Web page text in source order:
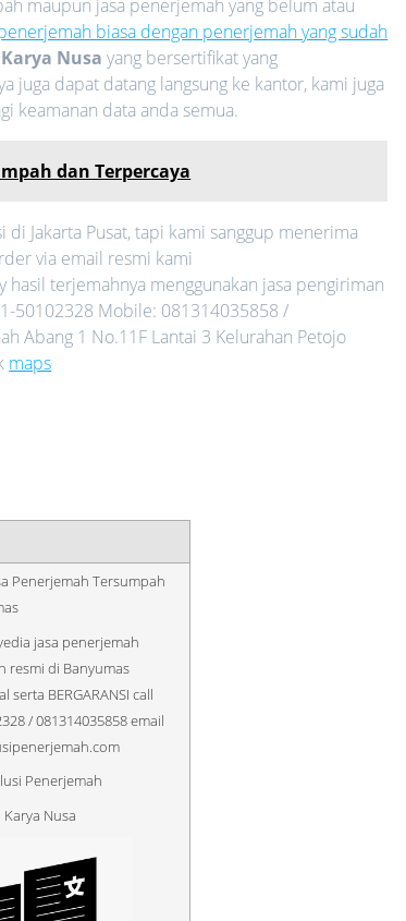
maupun jasa penerjemah yang belum atau
biasa dengan penerjemah yang sudah
Nusa yang bersertifikat yang
juga dapat datang langsung ke kantor, kami juga
keamanan data anda semua.
dan Terpercaya
di Jakarta Pusat, tapi kami sanggup menerima
via email resmi kami
terjemahnya menggunakan jasa pengiriman
50102328 Mobile: 081314035858 /
Abang 1 No.11F Lantai 3 Kelurahan Petojo
maps
Penerjemah Tersumpah
jasa penerjemah
resmi di Banyumas
serta BERGARANSI call
/ 081314035858 email
Penerjemah
Nusa